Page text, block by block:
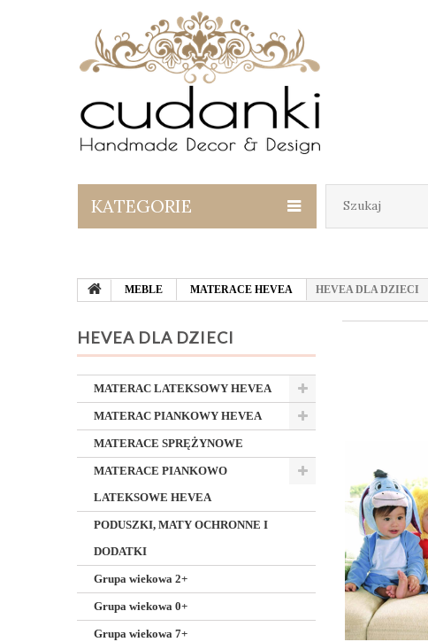
KATEGORIE
MEBLE MATERACE HEVEA HEVEA DLA DZIECI
HEVEA DLA DZIECI
MATERAC LATEKSOWY HEVEA
MATERAC PIANKOWY HEVEA
MATERACE SPRĘŻYNOWE
MATERACE PIANKOWO
LATEKSOWE HEVEA
PODUSZKI, MATY OCHRONNE I
DODATKI
Grupa wiekowa 2+
Grupa wiekowa 0+
Grupa wiekowa 7+